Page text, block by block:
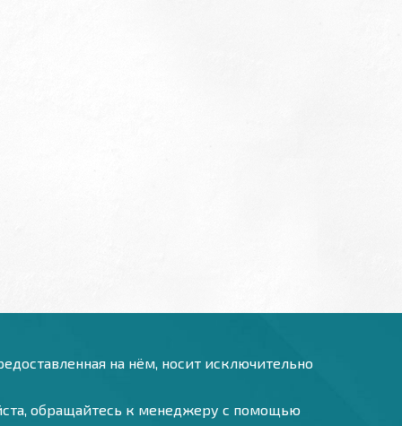
на нём, носит исключительно
обращайтесь к менеджеру с помощью